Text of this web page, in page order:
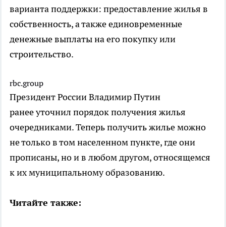
варианта поддержки: предоставление жилья в
собственность, а также единовременные
денежные выплаты на его покупку или
строительство.
rbc.group
Президент России Владимир Путин
ранее уточнил порядок получения жилья
очередниками. Теперь получить жилье можно
не только в том населенном пункте, где они
прописаны, но и в любом другом, относящемся
к их муниципальному образованию.
Читайте также: